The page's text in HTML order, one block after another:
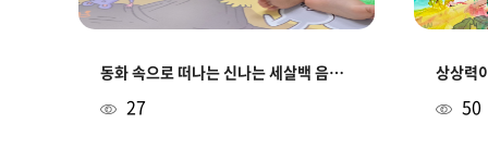
동화 속으로 떠나는 신나는 세살백 음악회 >.<
27
상상력
50